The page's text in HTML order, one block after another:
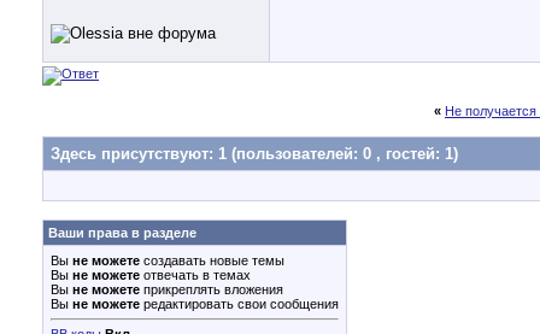
« Не
Здесь присутствуют: 1 (пользователей: 0 , гостей: 1)
Ваши права в разделе
Вы не можете создавать новые темы
Вы не можете отвечать в темах
Вы не можете прикреплять вложения
Вы не можете редактировать свои сообщения